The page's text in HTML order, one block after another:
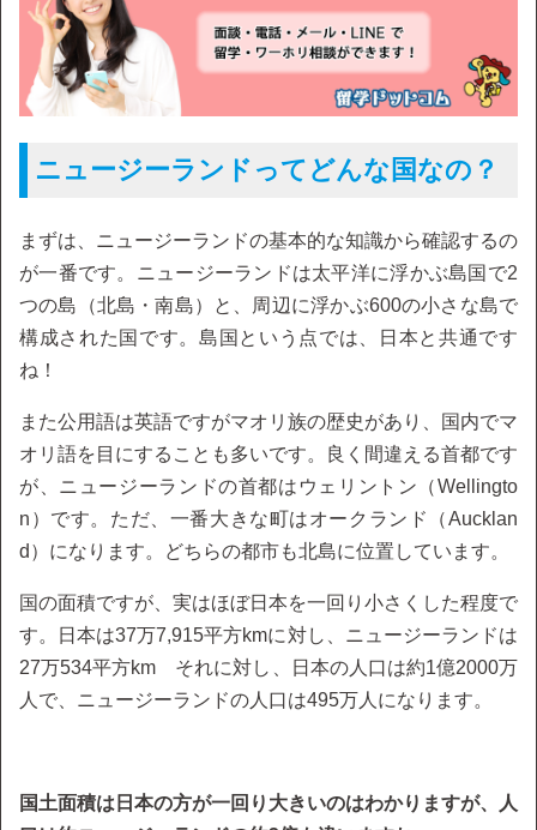
ニュージーランドってどんな国なの？
まずは、ニュージーランドの基本的な知識から確認するの
が一番です。ニュージーランドは太平洋に浮かぶ島国で2
つの島（北島・南島）と、周辺に浮かぶ600の小さな島で
構成された国です。島国という点では、日本と共通です
ね！
また公用語は英語ですがマオリ族の歴史があり、国内でマ
オリ語を目にすることも多いです。良く間違える首都です
が、ニュージーランドの首都はウェリントン（Wellingto
n）です。ただ、一番大きな町はオークランド（Aucklan
d）になります。どちらの都市も北島に位置しています。
国の面積ですが、実はほぼ日本を一回り小さくした程度で
す。日本は37万7,915平方kmに対し、ニュージーランドは
27万534平方km それに対し、日本の人口は約1億2000万
人で、ニュージーランドの人口は495万人になります。
国土面積は日本の方が一回り大きいのはわかりますが、人